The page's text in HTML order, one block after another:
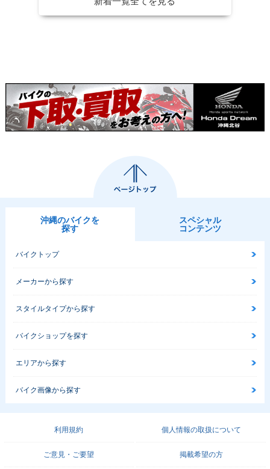
沖縄のバイクを
探す
スペシャル
コンテンツ
バイクトップ
メーカーから探す
スタイルタイプから探す
バイクショップを探す
エリアから探す
バイク画像から探す
利用規約 個人情報の取扱について
ご意見・ご要望 掲載希望の方